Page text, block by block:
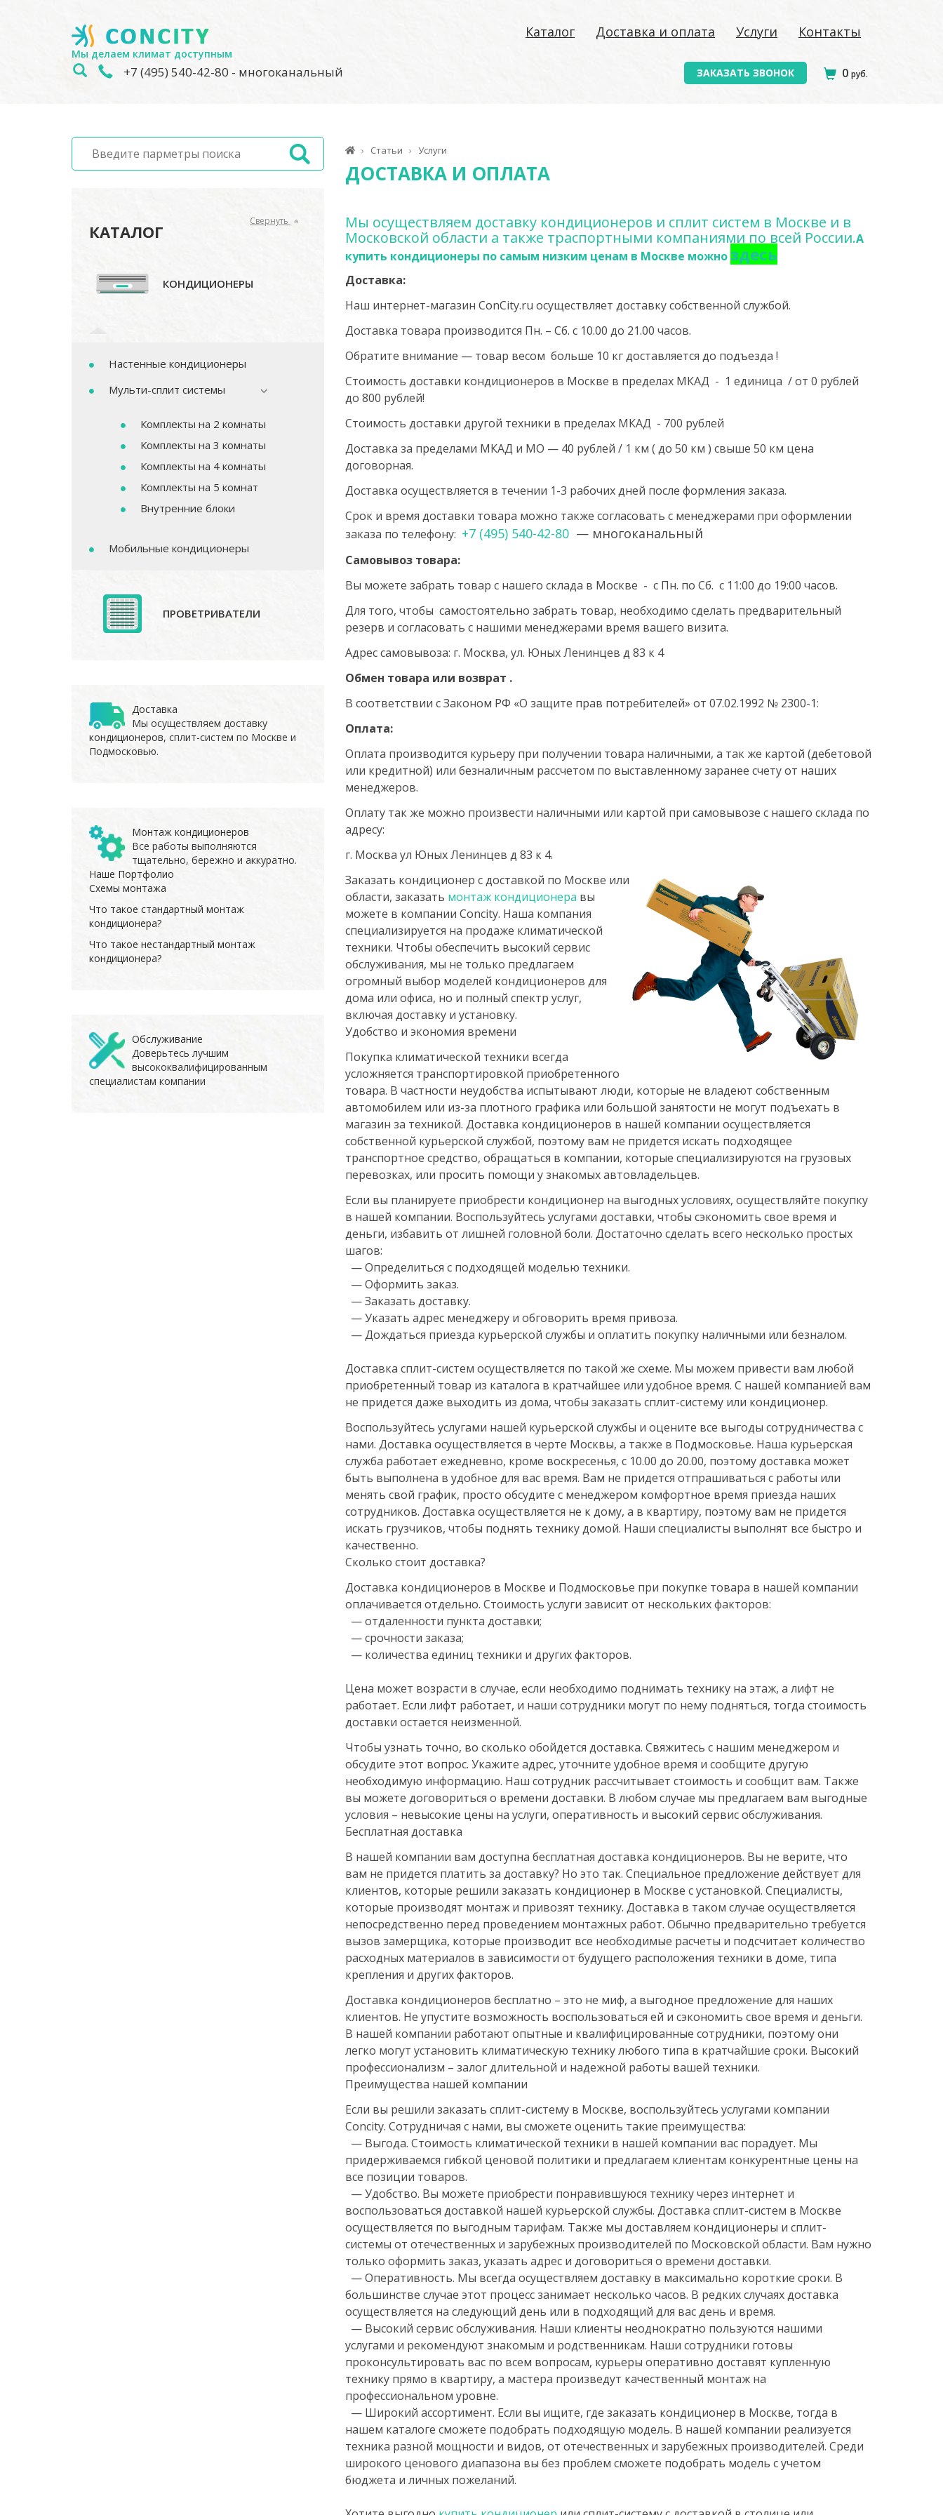
Мы делаем климат доступным
Каталог Доставка и оплата Услуги Контакты
+7 (495) 540-42-80 - многоканальный ЗАКАЗАТЬ ЗВОНОК 0 руб.
КАТАЛОГ
Свернуть
КОНДИЦИОНЕРЫ
Настенные кондиционеры
Мульти-сплит системы
Комплекты на 2 комнаты
Комплекты на 3 комнаты
Комплекты на 4 комнаты
Комплекты на 5 комнат
Внутренние блоки
Мобильные кондиционеры
ПРОВЕТРИВАТЕЛИ
Доставка
Мы осуществляем доставку
кондиционеров, сплит-систем по Москве и
Подмосковью.
Монтаж кондиционеров
Все работы выполняются
тщательно, бережно и аккуратно.
Наше Портфолио
Схемы монтажа
Что такое стандартный монтаж
кондиционера?
Что такое нестандартный монтаж
кондиционера?
Обслуживание
Доверьтесь лучшим
высококвалифицированным
специалистам компании
Статьи Услуги
ДОСТАВКА И ОПЛАТА
Мы осуществляем доставку кондиционеров и сплит систем в Москве и в
Московской области а также траспортными компаниями по всей России.А
купить кондиционеры по самым низким ценам в Москве можноздесь
Доставка:
Наш интернет-магазин ConCity.ru осуществляет доставку собственной службой.
Доставка товара производится Пн. – Сб. с 10.00 до 21.00 часов.
Обратите внимание — товар весом больше 10 кг доставляется до подъезда !
Стоимость доставки кондиционеров в Москве в пределах МКАД - 1 единица / от 0 рублей
до 800 рублей!
Стоимость доставки другой техники в пределах МКАД - 700 рублей
Доставка за пределами МКАД и МО — 40 рублей / 1 км ( до 50 км ) свыше 50 км цена
договорная.
Доставка осуществляется в течении 1-3 рабочих дней после формления заказа.
Срок и время доставки товара можно также согласовать с менеджерами при оформлении
заказа по телефону: +7 (495) 540-42-80 — многоканальный
Самовывоз товара:
Вы можете забрать товар с нашего склада в Москве - с Пн. по Сб. с 11:00 до 19:00 часов.
Для того, чтобы самостоятельно забрать товар, необходимо сделать предварительный
резерв и согласовать с нашими менеджерами время вашего визита.
Адрес самовывоза: г. Москва, ул. Юных Ленинцев д 83 к 4
Обмен товара или возврат .
В соответствии с Законом РФ «О защите прав потребителей» от 07.02.1992 № 2300-1:
Оплата:
Оплата производится курьеру при получении товара наличными, а так же картой (дебетовой
или кредитной) или безналичным рассчетом по выставленному заранее счету от наших
менеджеров.
Оплату так же можно произвести наличными или картой при самовывозе с нашего склада по
адресу:
г. Москва ул Юных Ленинцев д 83 к 4.
Заказать кондиционер с доставкой по Москве или
области, заказать монтаж кондиционера вы
можете в компании Concity. Наша компания
специализируется на продаже климатической
техники. Чтобы обеспечить высокий сервис
обслуживания, мы не только предлагаем
огромный выбор моделей кондиционеров для
дома или офиса, но и полный спектр услуг,
включая доставку и установку.
Удобство и экономия времени
Покупка климатической техники всегда
усложняется транспортировкой приобретенного
товара. В частности неудобства испытывают люди, которые не владеют собственным
автомобилем или из-за плотного графика или большой занятости не могут подъехать в
магазин за техникой. Доставка кондиционеров в нашей компании осуществляется
собственной курьерской службой, поэтому вам не придется искать подходящее
транспортное средство, обращаться в компании, которые специализируются на грузовых
перевозках, или просить помощи у знакомых автовладельцев.
Если вы планируете приобрести кондиционер на выгодных условиях, осуществляйте покупку
в нашей компании. Воспользуйтесь услугами доставки, чтобы сэкономить свое время и
деньги, избавить от лишней головной боли. Достаточно сделать всего несколько простых
шагов:
— Определиться с подходящей моделью техники.
— Оформить заказ.
— Заказать доставку.
— Указать адрес менеджеру и обговорить время привоза.
— Дождаться приезда курьерской службы и оплатить покупку наличными или безналом.
Доставка сплит-систем осуществляется по такой же схеме. Мы можем привести вам любой
приобретенный товар из каталога в кратчайшее или удобное время. С нашей компанией вам
не придется даже выходить из дома, чтобы заказать сплит-систему или кондиционер.
Воспользуйтесь услугами нашей курьерской службы и оцените все выгоды сотрудничества с
нами. Доставка осуществляется в черте Москвы, а также в Подмосковье. Наша курьерская
служба работает ежедневно, кроме воскресенья, с 10.00 до 20.00, поэтому доставка может
быть выполнена в удобное для вас время. Вам не придется отпрашиваться с работы или
менять свой график, просто обсудите с менеджером комфортное время приезда наших
сотрудников. Доставка осуществляется не к дому, а в квартиру, поэтому вам не придется
искать грузчиков, чтобы поднять технику домой. Наши специалисты выполнят все быстро и
качественно.
Сколько стоит доставка?
Доставка кондиционеров в Москве и Подмосковье при покупке товара в нашей компании
оплачивается отдельно. Стоимость услуги зависит от нескольких факторов:
— отдаленности пункта доставки;
— срочности заказа;
— количества единиц техники и других факторов.
Цена может возрасти в случае, если необходимо поднимать технику на этаж, а лифт не
работает. Если лифт работает, и наши сотрудники могут по нему подняться, тогда стоимость
доставки остается неизменной.
Чтобы узнать точно, во сколько обойдется доставка. Свяжитесь с нашим менеджером и
обсудите этот вопрос. Укажите адрес, уточните удобное время и сообщите другую
необходимую информацию. Наш сотрудник рассчитывает стоимость и сообщит вам. Также
вы можете договориться о времени доставки. В любом случае мы предлагаем вам выгодные
условия – невысокие цены на услуги, оперативность и высокий сервис обслуживания.
Бесплатная доставка
В нашей компании вам доступна бесплатная доставка кондиционеров. Вы не верите, что
вам не придется платить за доставку? Но это так. Специальное предложение действует для
клиентов, которые решили заказать кондиционер в Москве с установкой. Специалисты,
которые производят монтаж и привозят технику. Доставка в таком случае осуществляется
непосредственно перед проведением монтажных работ. Обычно предварительно требуется
вызов замерщика, которые производит все необходимые расчеты и подсчитает количество
расходных материалов в зависимости от будущего расположения техники в доме, типа
крепления и других факторов.
Доставка кондиционеров бесплатно – это не миф, а выгодное предложение для наших
клиентов. Не упустите возможность воспользоваться ей и сэкономить свое время и деньги.
В нашей компании работают опытные и квалифицированные сотрудники, поэтому они
легко могут установить климатическую технику любого типа в кратчайшие сроки. Высокий
профессионализм – залог длительной и надежной работы вашей техники.
Преимущества нашей компании
Если вы решили заказать сплит-систему в Москве, воспользуйтесь услугами компании
Concity. Сотрудничая с нами, вы сможете оценить такие преимущества:
— Выгода. Стоимость климатической техники в нашей компании вас порадует. Мы
придерживаемся гибкой ценовой политики и предлагаем клиентам конкурентные цены на
все позиции товаров.
— Удобство. Вы можете приобрести понравившуюся технику через интернет и
воспользоваться доставкой нашей курьерской службы. Доставка сплит-систем в Москве
осуществляется по выгодным тарифам. Также мы доставляем кондиционеры и сплит-
системы от отечественных и зарубежных производителей по Московской области. Вам нужно
только оформить заказ, указать адрес и договориться о времени доставки.
— Оперативность. Мы всегда осуществляем доставку в максимально короткие сроки. В
большинстве случае этот процесс занимает несколько часов. В редких случаях доставка
осуществляется на следующий день или в подходящий для вас день и время.
— Высокий сервис обслуживания. Наши клиенты неоднократно пользуются нашими
услугами и рекомендуют знакомым и родственникам. Наши сотрудники готовы
проконсультировать вас по всем вопросам, курьеры оперативно доставят купленную
технику прямо в квартиру, а мастера произведут качественный монтаж на
профессиональном уровне.
— Широкий ассортимент. Если вы ищите, где заказать кондиционер в Москве, тогда в
нашем каталоге сможете подобрать подходящую модель. В нашей компании реализуется
техника разной мощности и видов, от отечественных и зарубежных производителей. Среди
широкого ценового диапазона вы без проблем сможете подобрать модель с учетом
бюджета и личных пожеланий.